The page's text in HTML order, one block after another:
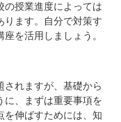
の授業進度によっては
ります。自分で対策す
を活用しましょう。
されますが、基礎から
に、まずは重要事項を
を伸ばすためには、知